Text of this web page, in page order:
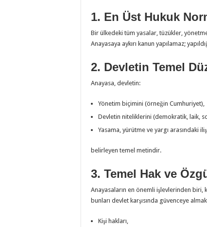
1. En Üst Hukuk
Bir ülkedeki tüm yasalar, tüzükler,
Anayasaya aykırı kanun yapılamaz;
2. Devletin Temel
Anayasa, devletin:
Yönetim biçimini (örneğin Cumhuriyet),
Devletin niteliklerini (demokratik, laik,
Yasama, yürütme ve yargı arasındaki
belirleyen temel metindir.
3. Temel Hak ve
Anayasaların en önemli işlevlerinden
bunları devlet karşısında güvenceye
Kişi hakları,